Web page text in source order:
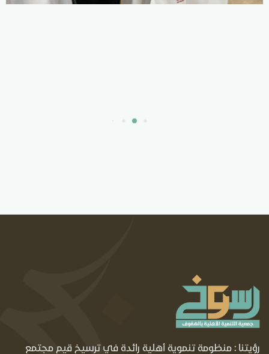
رؤيتنا : منظومة تنموية أهلية رائدة في ترسيخ قيم مجتمع